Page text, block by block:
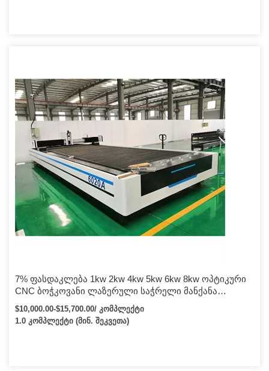
7% ფასდაკლება 1kw 2kw 4kw 5kw 6kw 8kw ოპტიკური
CNC ბოჭკოვანი ლაზერული საჭრელი მანქანა
უჟანგავი ფოლადის ალუმინის რკინის ფურცელი
ლითონისთვის
$10,000.00-$15,700.00/ კომპლექტი
1.0 კომპლექტი (მინ. შეკვეთა)